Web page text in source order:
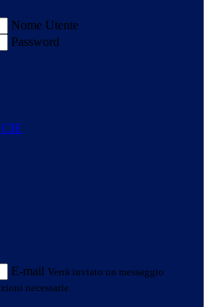
Nome Utente
Password
E-mail Verrà inviato un messaggio
necessarie.